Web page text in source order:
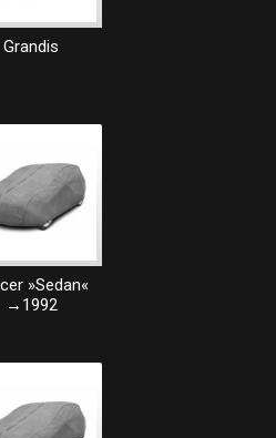
Grandis
»Sedan«
→1992